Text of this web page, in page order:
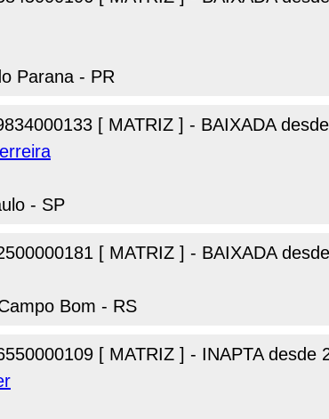
Parana - PR
[ MATRIZ ] - BAIXADA
- SP
[ MATRIZ ] - BAIXADA
Bom - RS
[ MATRIZ ] - INAPTA desde